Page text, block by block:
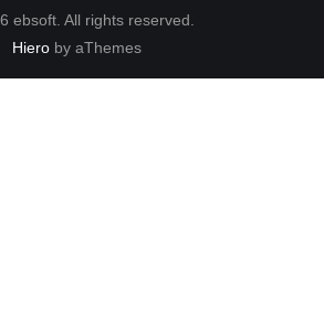
ebsoft. All rights reserved.
Hieroby aThemes